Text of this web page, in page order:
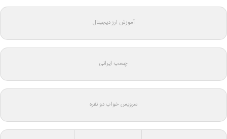
آموزش ارز دیجیتال
چسب ایرانی
سرویس خواب دو نفره